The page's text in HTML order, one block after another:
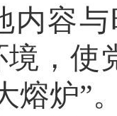
内容
，使
熔炉”